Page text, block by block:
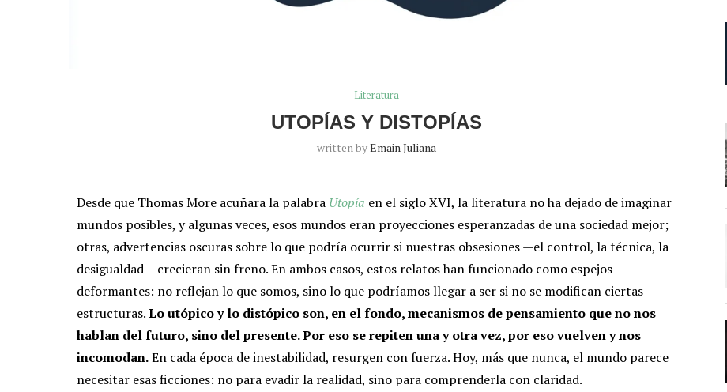
Literatura
UTOPÍAS Y DISTOPÍAS
written byEmain Juliana
Desde que Thomas More acuñara la palabra Utopía en el siglo XVI, la literatura no ha dejado de imaginar
mundos posibles, y algunas veces, esos mundos eran proyecciones esperanzadas de una sociedad mejor;
otras, advertencias oscuras sobre lo que podría ocurrir si nuestras obsesiones —el control, la técnica, la
desigualdad— crecieran sin freno. En ambos casos, estos relatos han funcionado como espejos
deformantes: no reflejan lo que somos, sino lo que podríamos llegar a ser si no se modifican ciertas
estructuras.Lo utópico y lo distópico son, en el fondo, mecanismos de pensamiento que no nos
hablan del futuro, sino del presente. Por eso se repiten una y otra vez, por eso vuelven y nos
incomodan.En cada época de inestabilidad, resurgen con fuerza. Hoy, más que nunca, el mundo parece
necesitar esas ficciones: no para evadir la realidad, sino para comprenderla con claridad.